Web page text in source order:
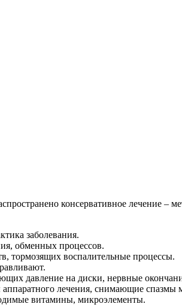
консервативное лечение –
заболевания.
обменных процессов.
тормозящих воспалительные процессы.
давление на диски, нервные
аппаратного лечения, снимающие
витамины, микроэлементы.